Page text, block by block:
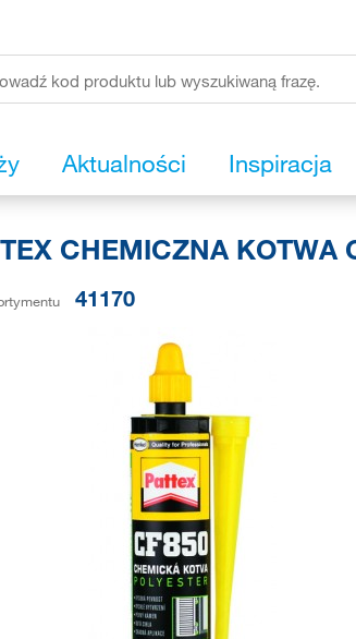
Aktualności Inspiracja
CHEMICZNA KOTWA
41170